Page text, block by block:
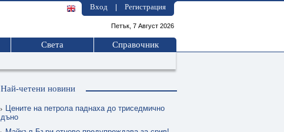
Вход Регистрация
Петък, 7 Август 2026
Света Справочник
Най-четени новини
Цените на петрола паднаха до триседмично
дъно